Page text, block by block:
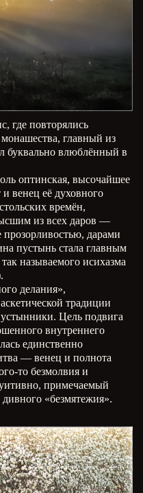
где повторялись
главный из
буквально влюблённый в
оптинская, высочайшее
венец её духовного
времён,
из всех даров —
прозорливостью, дарами
пустынь стала главным
называемого исихазма
делания»,
традиции
Цель подвига
внутреннего
единственно
— венец и полнота
то безмолвия и
примечаемый
«безмятежия».